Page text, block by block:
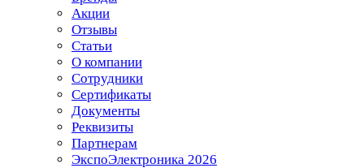
Акции
Отзывы
Статьи
О компании
Сотрудники
Сертификаты
Документы
Реквизиты
Партнерам
ЭкспоЭлектроника 2026